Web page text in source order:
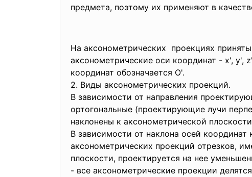
предмета, поэтому их применяют в
На аксонометрических проекциях
аксонометрические оси координат - х', у',
координат обозначается О'.
2. Виды аксонометрических проекций.
В зависимости от направления
ортогональные (проектирующие лучи
наклонены к аксонометрической
В зависимости от наклона осей
аксонометрических проекций отрезков,
плоскости, проектируется на нее
- все аксонометрические проекции